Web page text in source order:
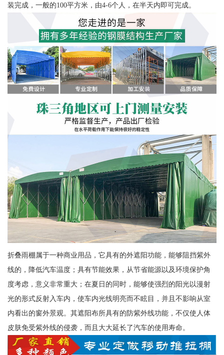
装完成，一般的100平方米，由4-6个人，在半天内即可完成。
折叠雨棚属于一种商业用品，它具有的外遮阳功能，能够阻挡紫外
线的，降低汽车温度；具有节能效果，从节省能源以及环境保护角
度考虑，意义非常重大；在夏日的同时，能够使强烈的阳光以漫射
光的形式反射入车内，使车内光线明亮而不眩目，并且不影响从室
内看出的窗外景观。其遮阳布所具有的防紫外线功能，不仅使人体
皮肤免受紫外线的侵袭，而且大大延长了汽车的使用寿命。